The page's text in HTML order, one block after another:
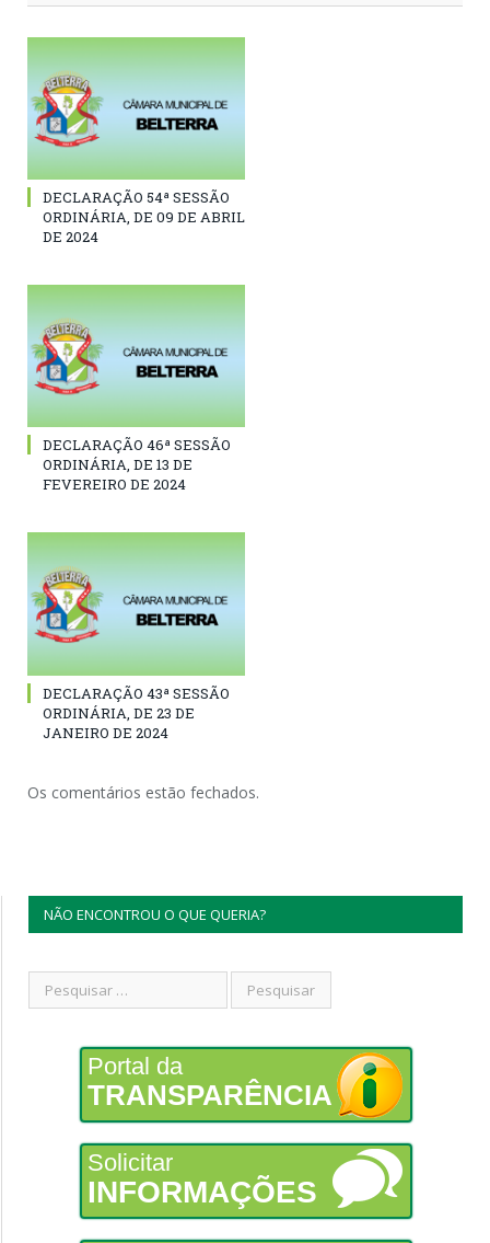
DECLARAÇÃO 54ª SESSÃO
ORDINÁRIA, DE 09 DE ABRIL
DE 2024
DECLARAÇÃO 46ª SESSÃO
ORDINÁRIA, DE 13 DE
FEVEREIRO DE 2024
DECLARAÇÃO 43ª SESSÃO
ORDINÁRIA, DE 23 DE
JANEIRO DE 2024
Os comentários estão fechados.
NÃO ENCONTROU O QUE QUERIA?
Portal da
TRANSPARÊNCIA
Solicitar
INFORMAÇÕES